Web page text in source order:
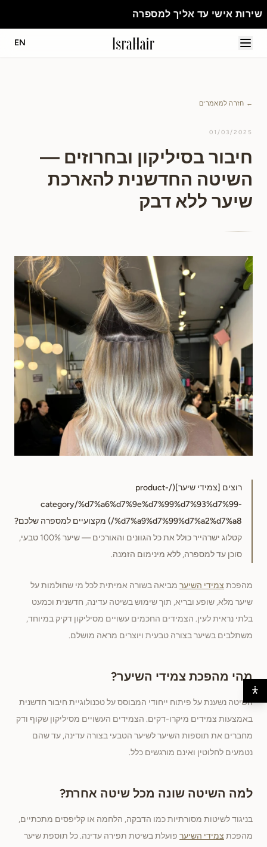
למספרה
EN
← חזרה למאמרים
01/03/2025
חיבור בסיליקון ובחרוזים —
השיטה החדשנית להארכת
שיער ללא דבק
רוצים [צמידי שיער](/product-
category/%d7%a6%d7%9e%d7%99%d7%93%d7%99-
%d7%a9%d7%99%d7%a2%d7%a8/) מקצועיים למספרה שלכם?
קטלוג ישרהייר כולל את כל הגוונים והאורכים — שיער 100% טבעי,
סוכן עד למספרה, ללא מינימום הזמנה.
מהפכת צמידי השיער מביאה בשורה אמיתית לכל מי שחולמות על
שיער מלא, שופע ובריא, תוך שימוש בשיטה עדינה, חדשנית וכמעט
בלתי נראית לעין. הצמידים החכמים עשויים מסיליקון דקיק במיוחד,
משתלבים בשיער בצורה טבעית ויוצרים מראה מושלם.
מהי מהפכת צמידי השיער?
השיטה נשענת על פיתוח ייחודי המבוסס על טכנולוגיית חיבור חדשנית
באמצעות צמידים מיקרו-דקים. הצמידים העשויים מסיליקון שקוף ודק
מחברים את תוספות השיער לשיער הטבעי בצורה עדינה, עד שהם
נטמעים לחלוטין ואינם מורגשים כלל.
למה השיטה שונה מכל שיטה אחרת?
בניגוד לשיטות מסורתיות כמו הדבקה, הלחמה או קליפסים מתכתיים,
מהפכת צמידי השיער פועלת בשיטת תפירה עדינה. כל תוספת שיער